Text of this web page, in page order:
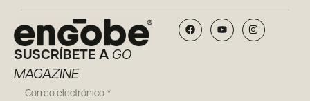
SUSCRÍBETE A GO
MAGAZINE